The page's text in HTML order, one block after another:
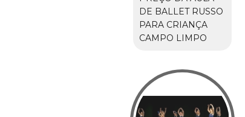
DE BALLET RUSSO
PARA CRIANÇA
CAMPO LIMPO